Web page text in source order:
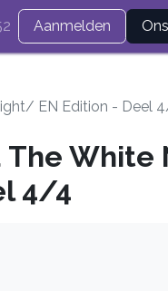
Aanmelden
EN Edition - Deel
The
4/4